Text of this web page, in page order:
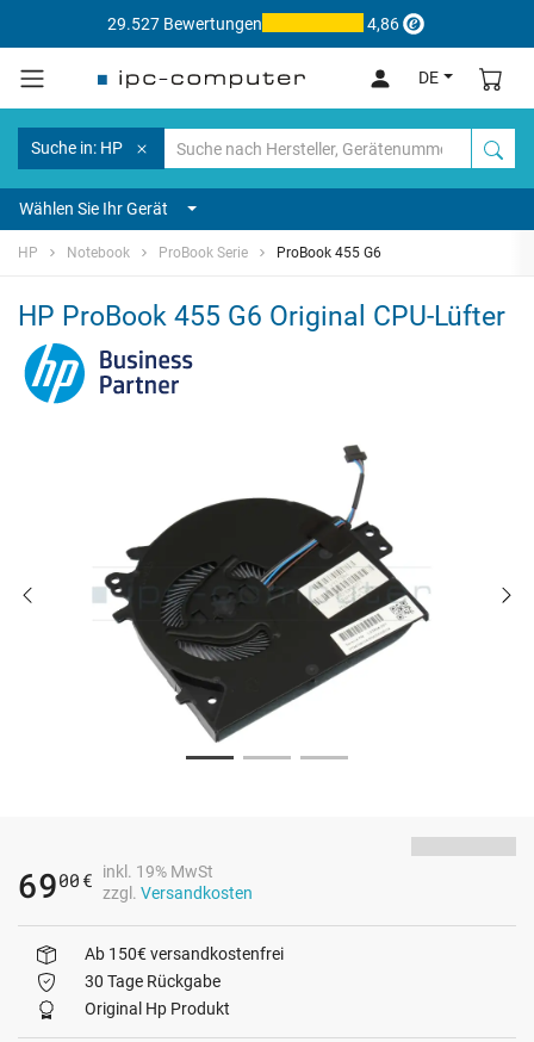
29.527 Bewertungen 4,86
DE
Suche in: HP
Wählen Sie Ihr Gerät
HP Notebook ProBook Serie ProBook 455 G6
HP ProBook 455 G6 Original CPU-Lüfter
6900 €
inkl. 19% MwSt
zzgl. Versandkosten
Ab 150€ versandkostenfrei
30 Tage Rückgabe
Original Hp Produkt